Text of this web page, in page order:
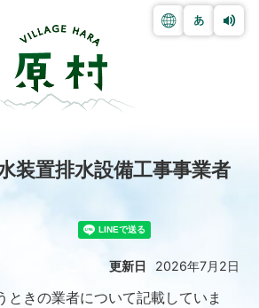
装置排水設備工事事業者
更新日 2026年7月2日
ときの業者について記載していま